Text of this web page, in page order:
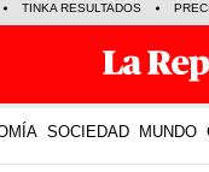
TINKA RESULTADOS
SOCIEDAD MUNDO